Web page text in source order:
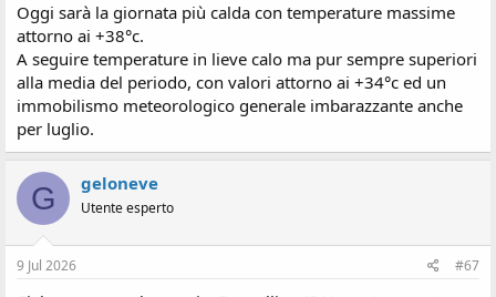
Oggi sarà la giornata più calda con temperature massime
attorno ai +38°c.
A seguire temperature in lieve calo ma pur sempre superiori
alla media del periodo, con valori attorno ai +34°c ed un
immobilismo meteorologico generale imbarazzante anche
per luglio.
G geloneve
Utente esperto
9 Jul 2026 #67